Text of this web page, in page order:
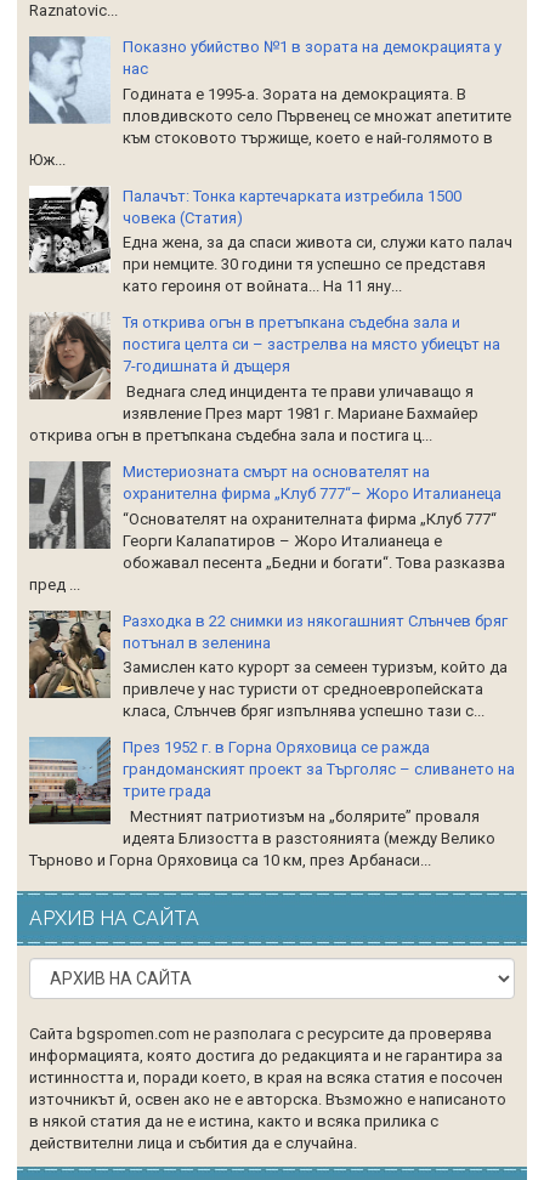
Raznatoviс...
Показно убийство №1 в зората на демокрацията у
нас
Годината е 1995-а. Зората на демокрацията. В
пловдивското село Първенец се множат апетитите
към стоковото тържище, което е най-голямото в
Юж...
Палачът: Тонка картечарката изтребила 1500
човека (Статия)
Една жена, за да спаси живота си, служи като палач
при немците. 30 години тя успешно се представя
като героиня от войната... На 11 яну...
Тя открива огън в претъпкана съдебна зала и
постига целта си – застрелва на място убиецът на
7-годишната й дъщеря
Веднага след инцидента те прави уличаващо я
изявление През март 1981 г. Мариане Бахмайер
открива огън в претъпкана съдебна зала и постига ц...
Мистериозната смърт на основателят на
охранителна фирма „Клуб 777“– Жоро Италианеца
“Основателят на охранителната фирма „Клуб 777“
Георги Калапатиров – Жоро Италианеца е
обожавал песента „Бедни и богати“. Това разказва
пред ...
Разходка в 22 снимки из някогашният Слънчев бряг
потънал в зеленина
Замислен като курорт за семеен туризъм, който да
привлече у нас туристи от средноевропейската
класа, Слънчев бряг изпълнява успешно тази с...
През 1952 г. в Горна Оряховица се ражда
грандоманският проект за Търголяс – сливането на
трите града
Местният патриотизъм на „болярите” проваля
идеята Близостта в разстоянията (между Велико
Търново и Горна Оряховица са 10 км, през Арбанаси...
АРХИВ НА САЙТА
Сайта bgspomen.com не разполага с ресурсите да проверява
информацията, която достига до редакцията и не гарантира за
истинността и, поради което, в края на всяка статия е посочен
източникът й, освен ако не е авторска. Възможно е написаното
в някой статия да не е истина, както и всяка прилика с
действителни лица и събития да е случайна.